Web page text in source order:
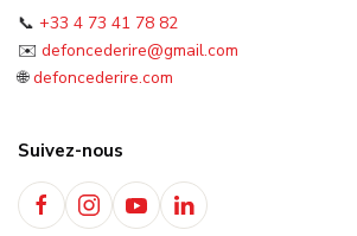
📞 +33 4 73 41 78 82
✉️ defoncederire@gmail.com
🌐defoncederire.com
Suivez-nous